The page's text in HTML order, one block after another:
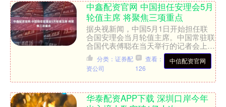
中鑫配资官网 中国担任安理会5月
轮值主席 将聚焦三项重点
据央视新闻，中国5月1日开始担任联
合国安理会当月轮值主席。中国常驻联
合国代表傅聪在当天举行的记者会上介
绍说，安理会本月将聚焦三项重点：重
振《联合国宪章》权威和联....中信配资官网
分类：证券配
资公司
查看：
126
华泰配资APP下载 深圳口岸今年